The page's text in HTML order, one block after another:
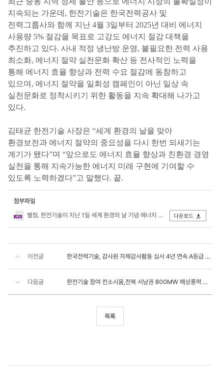
지속되는 가운데, 한전기술은 한국전력공사 및
전력그룹사와 함께 지난 4월 3일부터 2025년 대비 에너지
사용량 5% 절감을 목표로 고강도 에너지 절감 대책을
추진하고 있다. 사내 적정 냉난방 운영, 불필요한 전력 사용
최소화, 에너지 절약 실천문화 확산 등 전사적인 노력을
통해 에너지 효율 향상과 전력 수요 절감에 동참하고
있으며, 에너지 절약을 일회성 캠페인이 아닌 일상 속
실천문화로 정착시키기 위한 활동을 지속 확대해 나가고
있다.
김태균 한전기술 사장은 “세계 환경의 날을 맞아
환경보전과 에너지 절약의 중요성을 다시 한번 되새기는
계기가 됐다”며 “앞으로도 에너지 효율 향상과 친환경 경영
실천을 통해 지속가능한 에너지 미래 구현에 기여할 수
있도록 노력하겠다”고 말했다. 끝.
첨부파일
별첨. 한전기술이 지난 1일 세계 환경의 날 기념 에너지 절약 캠페인을 시행했다..jpg
다운로드
이전글 한국전력기술, 감사원 자체감사활동 심사 4년 연속 A등급 달성
다음글 한전기술 참여 컨소시움,전북 서남권 800MW 해상풍력 우선협상대상자 선정
목록